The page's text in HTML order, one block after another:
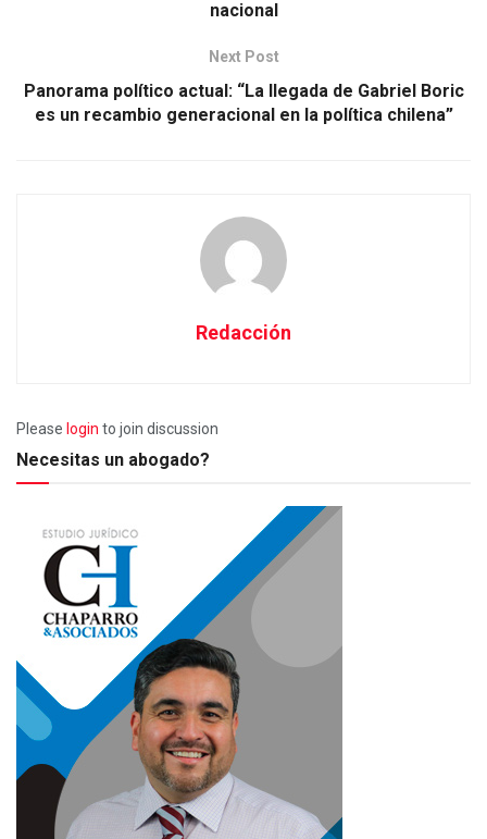
nacional
Next Post
Panorama político actual: “La llegada de Gabriel Boric
es un recambio generacional en la política chilena”
Redacción
Please login to join discussion
Necesitas un abogado?